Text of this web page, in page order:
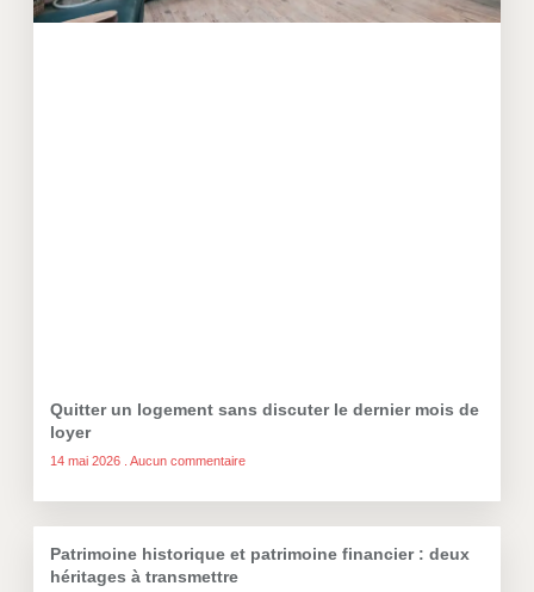
Quitter un logement sans discuter le dernier mois de
loyer
14 mai 2026 Aucun commentaire
Patrimoine historique et patrimoine financier : deux
héritages à transmettre